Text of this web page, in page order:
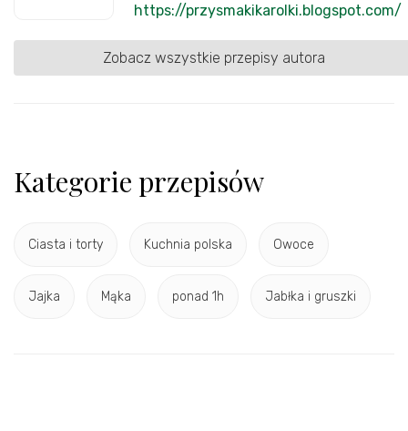
https://przysmakikarolki.blogspot.com/
Zobacz wszystkie przepisy autora
Kategorie przepisów
Ciasta i torty Kuchnia polska Owoce
Jajka Mąka ponad 1h Jabłka i gruszki